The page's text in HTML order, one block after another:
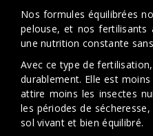
Nos formules équilibrées
pelouse, et nos fertilisants
une nutrition constante
Avec ce type de
durablement. Elle est
attire moins les insectes
les périodes de
sol vivant et bien équilibré.